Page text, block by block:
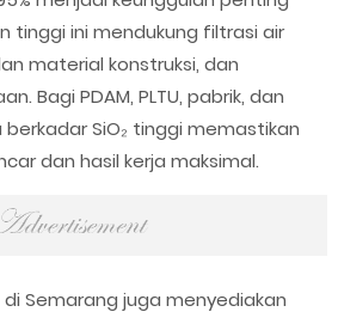
tinggi ini mendukung filtrasi air
material konstruksi, dan
Bagi PDAM, PLTU, pabrik, dan
berkadar SiO₂ tinggi memastikan
dan hasil kerja maksimal.
Semarang juga menyediakan